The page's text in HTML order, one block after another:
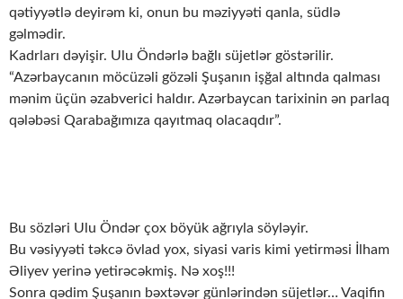
qətiyyətlə deyirəm ki, onun bu məziyyəti qanla, südlə
gəlmədir.
Kadrları dəyişir. Ulu Öndərlə bağlı süjetlər göstərilir.
“Azərbaycanın möcüzəli gözəli Şuşanın işğal altında qalması
mənim üçün əzabverici haldır. Azərbaycan tarixinin ən parlaq
qələbəsi Qarabağımıza qayıtmaq olacaqdır”.
Bu sözləri Ulu Öndər çox böyük ağrıyla söyləyir.
Bu vəsiyyəti təkcə övlad yox, siyasi varis kimi yetirməsi İlham
Əliyev yerinə yetirəcəkmiş. Nə xoş!!!
Sonra qədim Şuşanın bəxtəvər günlərindən süjetlər… Vaqifin